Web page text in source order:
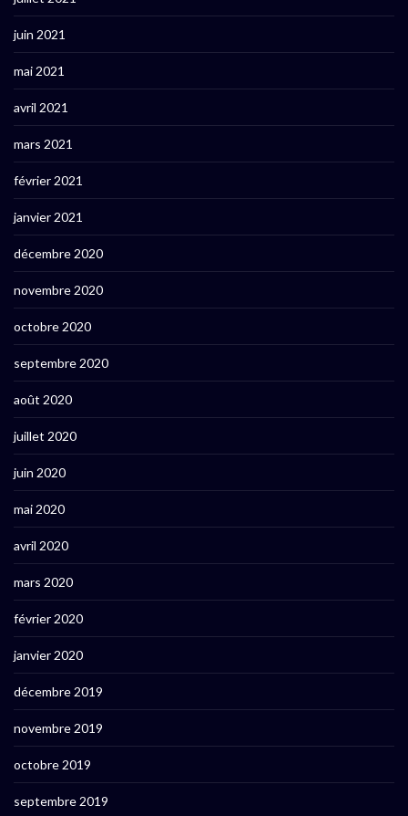
juin 2021
mai 2021
avril 2021
mars 2021
février 2021
janvier 2021
décembre 2020
novembre 2020
octobre 2020
septembre 2020
août 2020
juillet 2020
juin 2020
mai 2020
avril 2020
mars 2020
février 2020
janvier 2020
décembre 2019
novembre 2019
octobre 2019
septembre 2019